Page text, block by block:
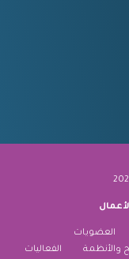
العضويات
والأنظمة الفعاليات